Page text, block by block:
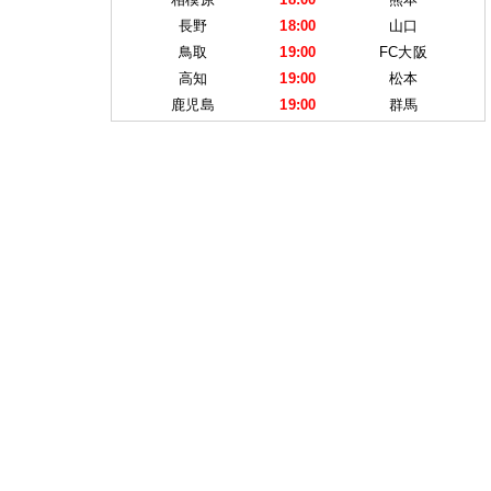
長野
18:00
山口
鳥取
19:00
FC大阪
高知
19:00
松本
鹿児島
19:00 群馬